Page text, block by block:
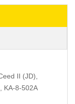
II (JD),
KA-8-502A